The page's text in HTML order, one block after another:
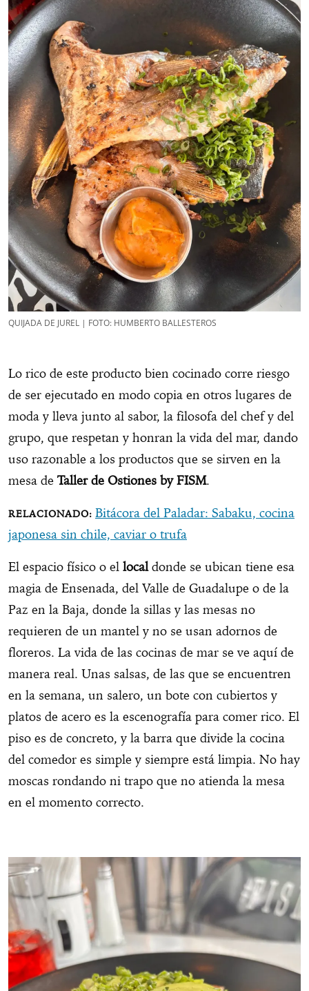
QUIJADA DE JUREL | FOTO: HUMBERTO BALLESTEROS
Lo rico de este producto bien cocinado corre riesgo
de ser ejecutado en modo copia en otros lugares de
moda y lleva junto al sabor, la filosofa del chef y del
grupo, que respetan y honran la vida del mar, dando
uso razonable a los productos que se sirven en la
mesa deTaller de Ostiones by FISM.
Bitácora del Paladar: Sabaku, cocina
japonesa sin chile, caviar o trufa
El espacio físico o el localdonde se ubican tiene esa
magia de Ensenada, del Valle de Guadalupe o de la
Paz en la Baja, donde la sillas y las mesas no
requieren de un mantel y no se usan adornos de
floreros. La vida de las cocinas de mar se ve aquí de
manera real. Unas salsas, de las que se encuentren
en la semana, un salero, un bote con cubiertos y
platos de acero es la escenografía para comer rico. El
piso es de concreto, y la barra que divide la cocina
del comedor es simple y siempre está limpia. No hay
moscas rondando ni trapo que no atienda la mesa
en el momento correcto.